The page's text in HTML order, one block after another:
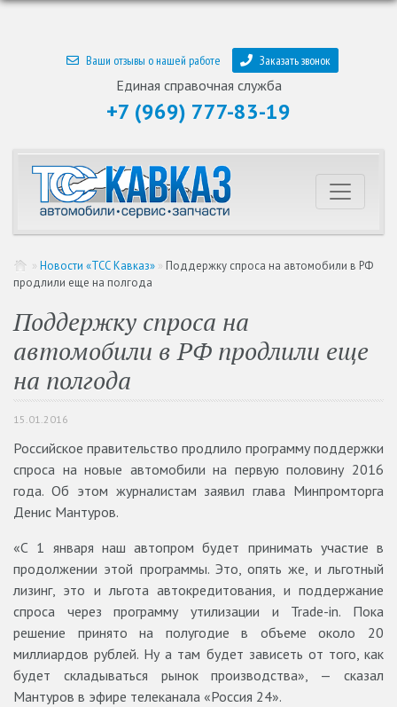
Ваши отзывы о нашей работе Заказать звонок
Единая справочная служба
+7 (969) 777-83-19
» Новости «ТСС Кавказ» » Поддержку спроса на автомобили в РФ
продлили еще на полгода
Поддержку спроса на
автомобили в РФ продлили еще
на полгода
15.01.2016
Российское правительство продлило программу поддержки
спроса на новые автомобили на первую половину 2016
года. Об этом журналистам заявил глава Минпромторга
Денис Мантуров.
«С 1 января наш автопром будет принимать участие в
продолжении этой программы. Это, опять же, и льготный
лизинг, это и льгота автокредитования, и поддержание
спроса через программу утилизации и Trade-in. Пока
решение принято на полугодие в объеме около 20
миллиардов рублей. Ну а там будет зависеть от того, как
будет складываться рынок производства», — сказал
Мантуров в эфире телеканала «Россия 24».